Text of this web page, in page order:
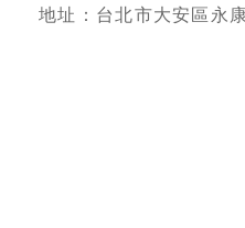
地址：台北市大安區永